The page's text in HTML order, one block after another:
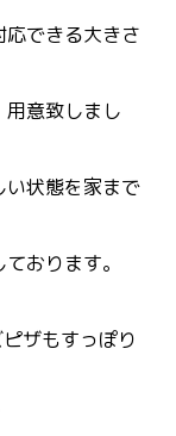
できる大きさ
意致しまし
い状態を家まで
おります。
ザもすっぽり